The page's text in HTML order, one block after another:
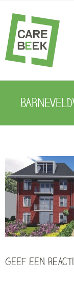
Geef een